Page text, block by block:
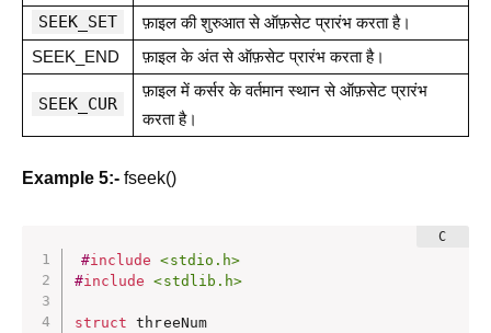
SEEK_SET
फ़ाइल की शुरुआत से ऑफ़सेट प्रारंभ करता है।
SEEK_END
फ़ाइल के अंत से ऑफ़सेट प्रारंभ करता है।
SEEK_CUR
फ़ाइल में कर्सर के वर्तमान स्थान से ऑफ़सेट प्रारंभ
करता है।
Example 5:- fseek()
#include
<stdio.h>
#include <stdlib.h>
struct